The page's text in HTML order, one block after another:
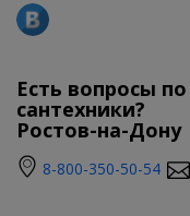
Есть вопросы
сантехники?
Ростов-на-Дону
8-800-350-50-54